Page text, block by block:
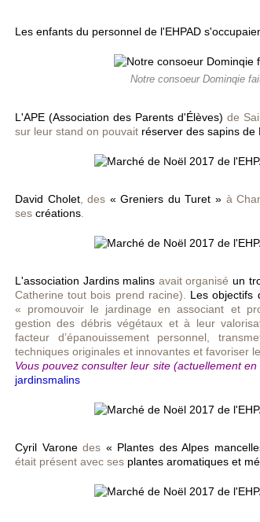
Les enfants du personnel de l'EHPAD
Notre consoeur Dominqie
L'APE (Association des Parents d'Élèves) de
sur leur stand on pouvait réserver des sapins de
David Cholet, des «Greniers du Turet » à
ses créations
L'association Jardins malins avait organiséun
Catherine tout bois prend racine). Les objectifs
« promouvoir le jardinage en associant et
gestion des débris végétaux et à leur
facteur d’épanouissement personnel,
techniques originales et innovantes et favoriser
Vous pouvez consulter leur site (actuellement
jardinsmalins
Cyril Varonedes « Plantes des Alpes
était présent avec ses plantes aromatiques et